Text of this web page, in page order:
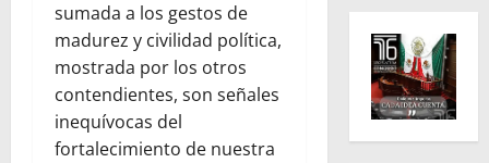
sumada a los gestos de
madurez y civilidad política,
mostrada por los otros
contendientes, son señales
inequívocas del
fortalecimiento de nuestra